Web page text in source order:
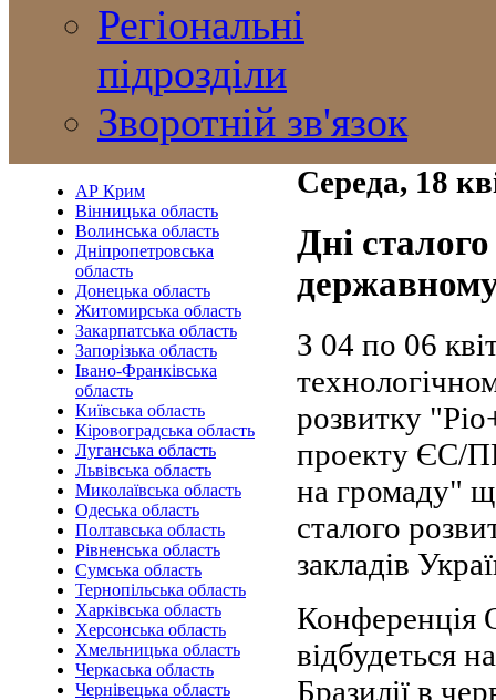
Регіональні
підрозділи
Зворотній зв'язок
АР Крим
Вінницька область
Волинська область
Дніпропетровська
область
Донецька область
Житомирська область
Закарпатська область
Запорізька область
Івано-Франківська
область
Київська область
Кіровоградська область
Луганська область
Львівська область
Миколаївська область
Одеська область
Полтавська область
Рівненська область
Сумська область
Тернопільська область
Харківська область
Херсонська область
Хмельницька область
Черкаська область
Чернівецька область
Середа, 18
Дні
державному
З 04 по 06
розвитку
проекту ЄС/
на громаду"
сталого
закладів
Конференція
відбудеться
Бразилії в